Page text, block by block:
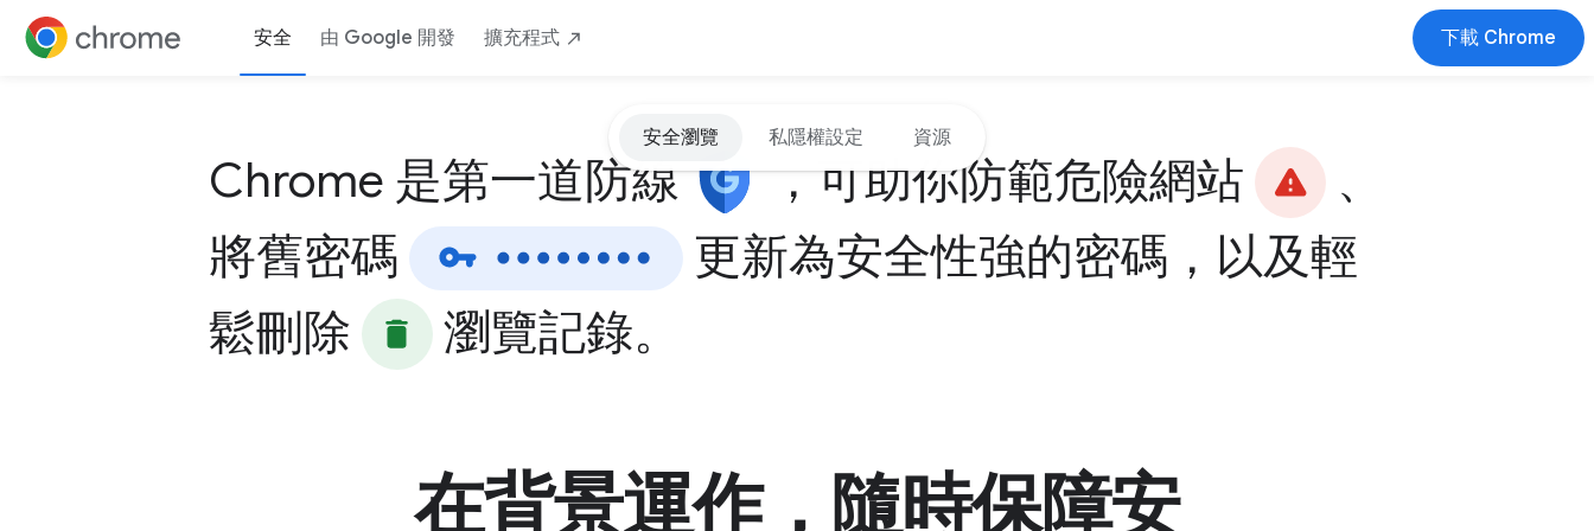
跳至內容
安全 由 Google 開發 擴充程式 下載 Chrome
安全瀏覽 私隱權設定 資源
Chrome 是第一道防線 ，可助你防範危險網站
、
將舊密碼
更新為安全性強的密碼，以及輕
鬆刪除
瀏覽記錄。
在背景運作，隨時保障安